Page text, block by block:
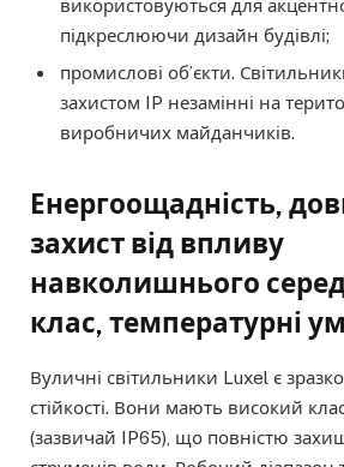
використовуються для
підкреслюючи дизайн будівлі;
промислові об’єкти.
захистом IP незамінні на
виробничих майданчиків.
Енергоощадність,
захист від впливу
навколишнього
клас, температурні
Вуличні світильники Luxel є
стійкості. Вони мають високий
(зазвичай IP65), що повністю